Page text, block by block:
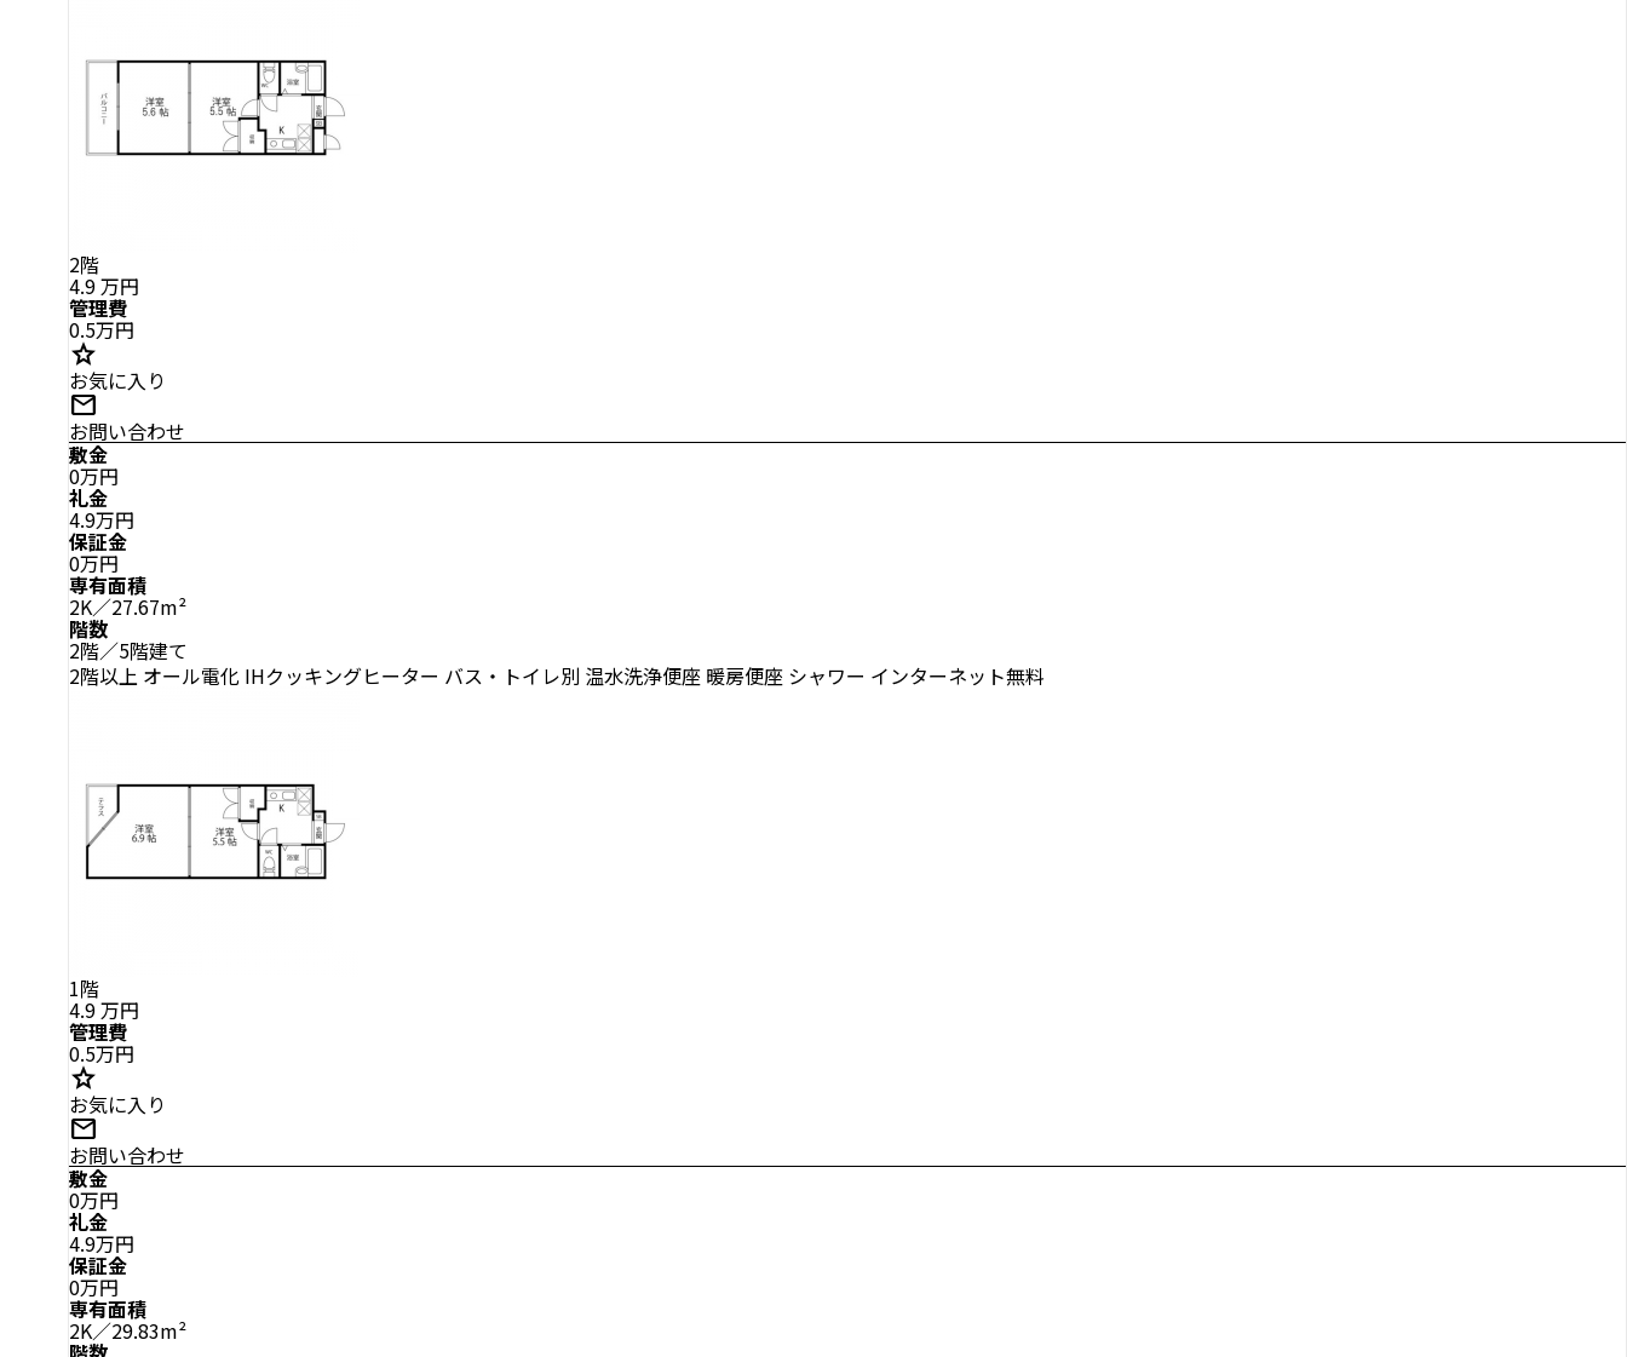
2階
4.9万円
管理費
0.5万円
star
お気に入り
mail
お問い合わせ
敷金
0万円
礼金
4.9万円
保証金
0万円
専有面積
2K／27.67m²
階数
2階／5階建て
2階以上 オール電化 IHクッキングヒーター バス・トイレ別 温水洗浄便座 暖房便座 シャワー インターネット無料
1階
4.9万円
管理費
0.5万円
star
お気に入り
mail
お問い合わせ
敷金
0万円
礼金
4.9万円
保証金
0万円
専有面積
2K／29.83m²